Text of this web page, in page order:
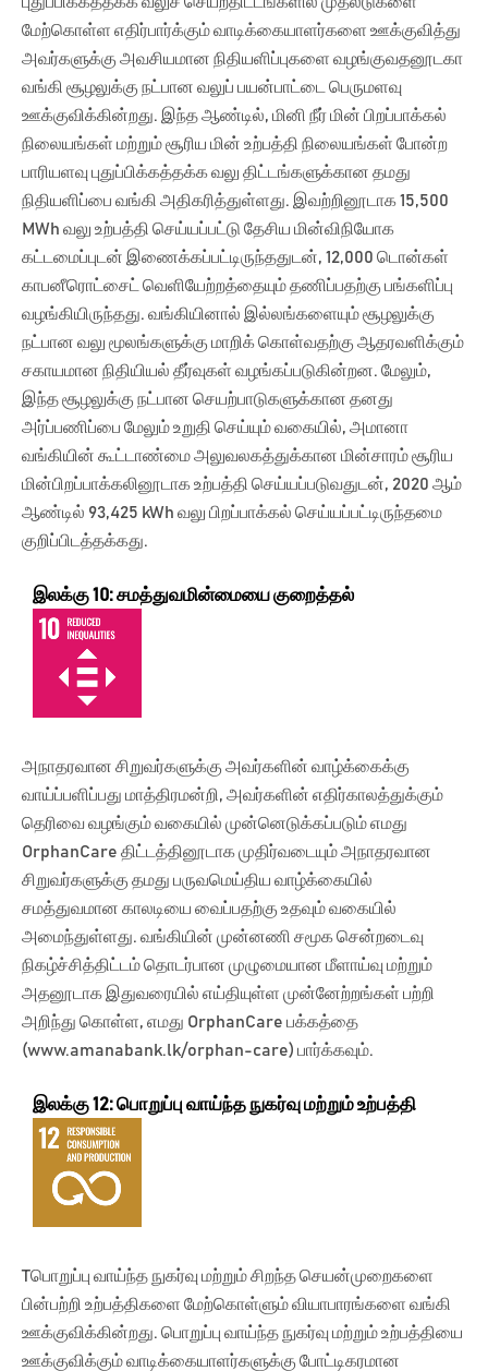
மேற்கொள்ள எதிர்பார்க்கும் வாடிக்கையாளர்களை ஊக்குவித்து
அவர்களுக்கு அவசியமான நிதியளிப்புகளை வழங்குவதனூடகா
வங்கி சூழலுக்கு நட்பான வலுப் பயன்பாட்டை பெருமளவு
ஊக்குவிக்கின்றது. இந்த ஆண்டில், மினி நீர் மின் பிறப்பாக்கல்
நிலையங்கள் மற்றும் சூரிய மின் உற்பத்தி நிலையங்கள் போன்ற
பாரியளவு புதுப்பிக்கத்தக்க வலு திட்டங்களுக்கான தமது
நிதியளிப்பை வங்கி அதிகரித்துள்ளது. இவற்றினூடாக 15,500
MWh வலு உற்பத்தி செய்யப்பட்டு தேசிய மின்விநியோக
கட்டமைப்புடன் இணைக்கப்பட்டிருந்ததுடன், 12,000 டொன்கள்
காபனீரொட்சைட் வெளியேற்றத்தையும் தணிப்பதற்கு பங்களிப்பு
வழங்கியிருந்தது. வங்கியினால் இல்லங்களையும் சூழலுக்கு
நட்பான வலு மூலங்களுக்கு மாறிக் கொள்வதற்கு ஆதரவளிக்கும்
சகாயமான நிதியியல் தீர்வுகள் வழங்கப்படுகின்றன. மேலும்,
இந்த சூழலுக்கு நட்பான செயற்பாடுகளுக்கான தனது
அர்ப்பணிப்பை மேலும் உறுதி செய்யும் வகையில், அமானா
வங்கியின் கூட்டாண்மை அலுவலகத்துக்கான மின்சாரம் சூரிய
மின்பிறப்பாக்கலினூடாக உற்பத்தி செய்யப்படுவதுடன், 2020 ஆம்
ஆண்டில் 93,425 kWh வலு பிறப்பாக்கல் செய்யப்பட்டிருந்தமை
குறிப்பிடத்தக்கது.
இலக்கு 10: சமத்துவமின்மையை குறைத்தல்
அநாதரவான சிறுவர்களுக்கு அவர்களின் வாழ்க்கைக்கு
வாய்ப்பளிப்பது மாத்திரமன்றி, அவர்களின் எதிர்காலத்துக்கும்
தெரிவை வழங்கும் வகையில் முன்னெடுக்கப்படும் எமது
OrphanCare திட்டத்தினூடாக முதிர்வடையும் அநாதரவான
சிறுவர்களுக்கு தமது பருவமெய்திய வாழ்க்கையில்
சமத்துவமான காலடியை வைப்பதற்கு உதவும் வகையில்
அமைந்துள்ளது. வங்கியின் முன்னணி சமூக சென்றடைவு
நிகழ்ச்சித்திட்டம் தொடர்பான முழுமையான மீளாய்வு மற்றும்
அதனூடாக இதுவரையில் எய்தியுள்ள முன்னேற்றங்கள் பற்றி
அறிந்து கொள்ள, எமது OrphanCare பக்கத்தை
(www.amanabank.lk/orphan-care) பார்க்கவும்.
இலக்கு 12: பொறுப்பு வாய்ந்த நுகர்வு மற்றும் உற்பத்தி
Tபொறுப்பு வாய்ந்த நுகர்வு மற்றும் சிறந்த செயன்முறைகளை
பின்பற்றி உற்பத்திகளை மேற்கொள்ளும் வியாபாரங்களை வங்கி
ஊக்குவிக்கின்றது. பொறுப்பு வாய்ந்த நுகர்வு மற்றும் உற்பத்தியை
ஊக்குவிக்கும் வாடிக்கையாளர்களுக்கு போட்டிகரமான